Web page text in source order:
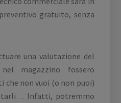
gratuito, senza
una valutazione del
magazzino fossero
non vuoi (o non puoi)
Infatti, potremmo